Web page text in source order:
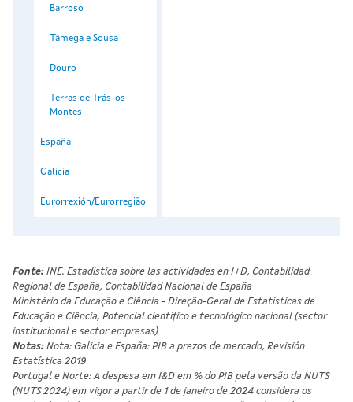
Barroso
Tâmega e Sousa
Douro
Terras de Trás-os-
Montes
España
Galicia
Eurorrexión/Eurorregião
Fonte: INE. Estadística sobre las actividades en I+D, Contabilidad
Regional de España, Contabilidad Nacional de España
Ministério da Educação e Ciência - Direção-Geral de Estatísticas de
Educação e Ciência, Potencial científico e tecnológico nacional (sector
institucional e sector empresas)
Notas: Nota: Galicia e España: PIB a prezos de mercado, Revisión
Estatística 2019
Portugal e Norte: A despesa em I&D em % do PIB pela versão da NUTS
(NUTS 2024) em vigor a partir de 1 de janeiro de 2024 considera os